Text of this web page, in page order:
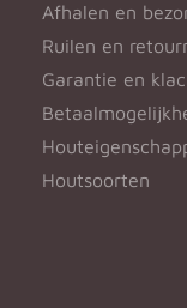
Afhalen en
Ruilen en
Garantie en
Houtsoorten